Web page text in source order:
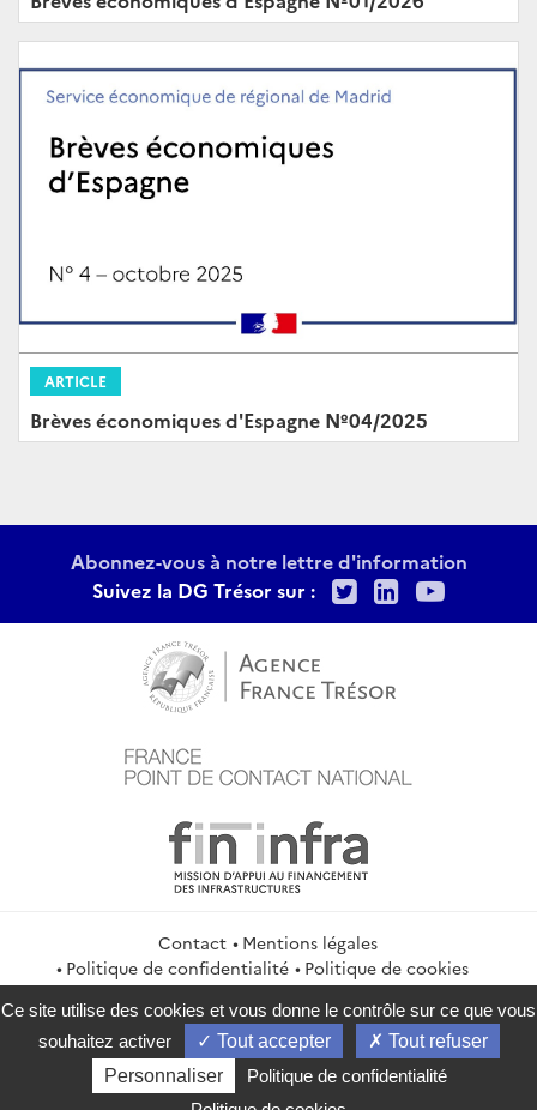
ARTICLE
Brèves économiques d'Espagne Nº04/2025
Abonnez-vous à notre lettre d'information
Suivez la DG Trésor sur :
TwitterLinkedIn
Contact
Mentions légales
Politique de confidentialité
Politique de cookies
Gestion des cookies
Flux RSS
service-public.gouv.fr
legifrance.gouv.fr
info.gouv.fr
data.gouv.fr
2026 Direction générale du Trésor
Ce site utilise des cookies et vous donne le contrôle sur ce que vous
souhaitez activer
Tout accepter
Tout refuser
Personnaliser
Politique de confidentialité